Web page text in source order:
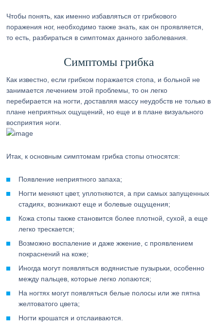
Чтобы понять, как именно избавляться от грибкового
поражения ног, необходимо также знать, как он проявляется,
то есть, разбираться в симптомах данного заболевания.
Симптомы грибка
Как известно, если грибком поражается стопа, и больной не
занимается лечением этой проблемы, то он легко
перебирается на ногти, доставляя массу неудобств не только в
плане неприятных ощущений, но еще и в плане визуального
восприятия ноги.
Итак, к основным симптомам грибка стопы относятся:
Появление неприятного запаха;
Ногти меняют цвет, уплотняются, а при самых запущенных
стадиях, возникают еще и болевые ощущения;
Кожа стопы также становится более плотной, сухой, а еще
легко трескается;
Возможно воспаление и даже жжение, с проявлением
покраснений на коже;
Иногда могут появляться водянистые пузырьки, особенно
между пальцев, которые легко лопаются;
На ногтях могут появляться белые полосы или же пятна
желтоватого цвета;
Ногти крошатся и отслаиваются.